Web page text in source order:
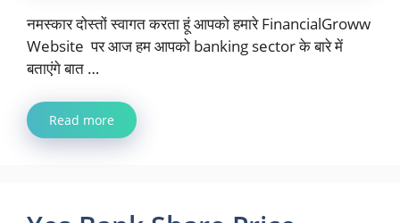
नमस्कार दोस्तों स्वागत करता हूं आपको हमारे FinancialGroww
Website पर आज हम आपको banking sector के बारे में
बताएंगे बात …
Read more